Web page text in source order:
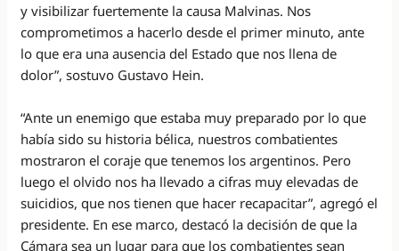
y visibilizar fuertemente la causa Malvinas. Nos
comprometimos a hacerlo desde el primer minuto, ante
lo que era una ausencia del Estado que nos llena de
dolor”, sostuvo Gustavo Hein.
“Ante un enemigo que estaba muy preparado por lo que
había sido su historia bélica, nuestros combatientes
mostraron el coraje que tenemos los argentinos. Pero
luego el olvido nos ha llevado a cifras muy elevadas de
suicidios, que nos tienen que hacer recapacitar”, agregó el
presidente. En ese marco, destacó la decisión de que la
Cámara sea un lugar para que los combatientes sean